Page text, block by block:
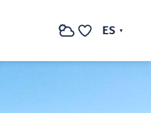
Buscar ES
Ver fotos (3)